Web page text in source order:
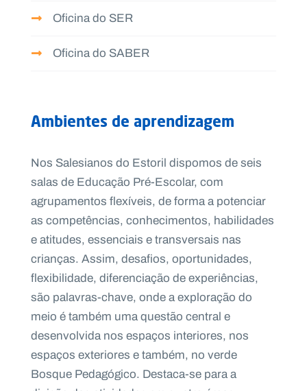
Oficina do SER
Oficina do SABER
Ambientes de aprendizagem
Nos Salesianos do Estoril dispomos de seis
salas de Educação Pré-Escolar, com
agrupamentos flexíveis, de forma a potenciar
as competências, conhecimentos, habilidades
e atitudes, essenciais e transversais nas
crianças. Assim, desafios, oportunidades,
flexibilidade, diferenciação de experiências,
são palavras-chave, onde a exploração do
meio é também uma questão central e
desenvolvida nos espaços interiores, nos
espaços exteriores e também, no verde
Bosque Pedagógico. Destaca-se para a